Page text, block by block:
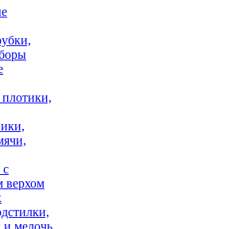
с
верхом
и мелочь